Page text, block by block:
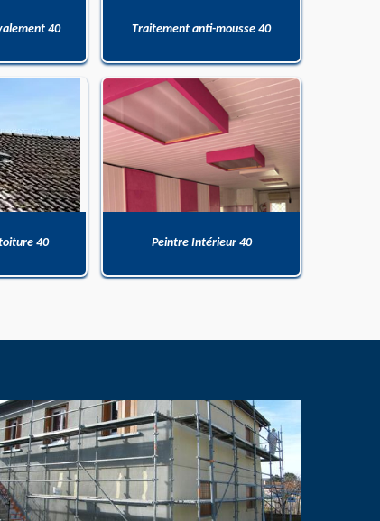
40 Traitement anti-mousse 40
40 Peintre Intérieur 40